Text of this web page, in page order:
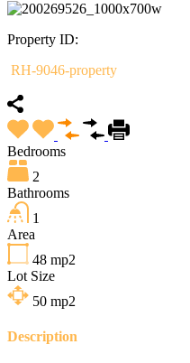
Property ID:
RH-9046-property
Bedrooms
2
Bathrooms
1
Area
48 mp2
Lot Size
50 mp2
Description